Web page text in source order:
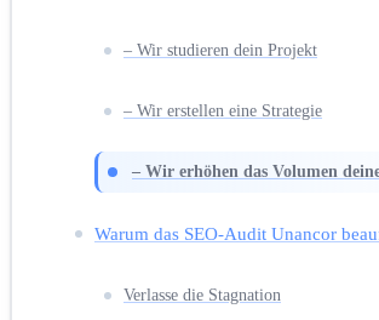
– Wir studieren dein Projekt
– Wir erstellen eine Strategie
– Wir erhöhen das Volumen
Warum das SEO-Audit Unancor
Verlasse die Stagnation